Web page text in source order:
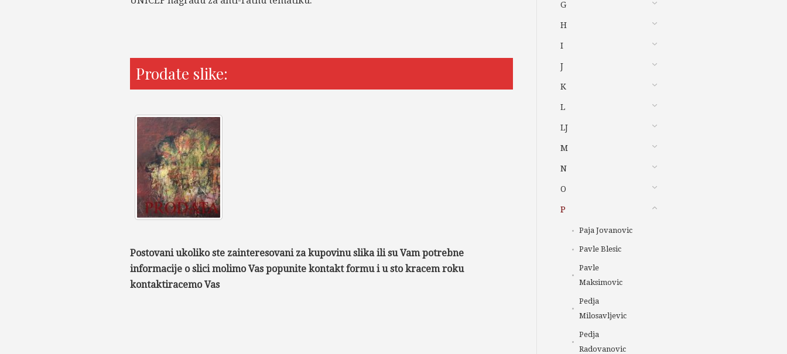
Prodate slike:
Postovani ukoliko ste zainteresovani za kupovinu slika ili su Vam potrebne
informacije o slici molimo Vas popunite kontakt formu i u sto kracem roku
kontaktiracemo Vas
G
H
I
J
K
L
LJ
M
N
O
P
Paja Jovanovic
Pavle Blesic
Pavle
Maksimovic
Pedja
Milosavljevic
Pedja
Radovanovic